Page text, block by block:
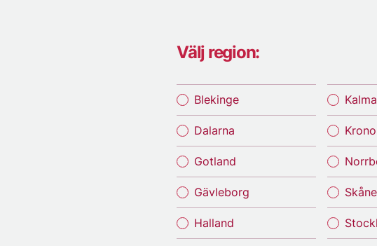
Välj region:
Blekinge
Dalarna
Gotland
Gävleborg
Halland
Skåne